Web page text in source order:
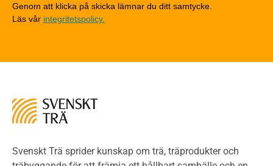
Tekniska byten med sprinkler
Riskvärdering i flervåningsbostadshus
Miljöeffekter
LCA
Miljödeklarationer och märkning
Genom att klicka på skicka lämnar du ditt samtycke.
Läs vår integritetspolicy.
Svenskt Trä sprider kunskap om trä, träprodukter och